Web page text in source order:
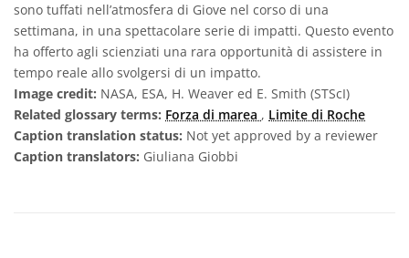
sono tuffati nell’atmosfera di Giove nel corso di una
settimana, in una spettacolare serie di impatti. Questo evento
ha offerto agli scienziati una rara opportunità di assistere in
tempo reale allo svolgersi di un impatto.
Image credit: NASA, ESA, H. Weaver ed E. Smith (STScI)
Related glossary terms: Forza di marea , Limite di Roche
Caption translation status: Not yet approved by a reviewer
Caption translators: Giuliana Giobbi